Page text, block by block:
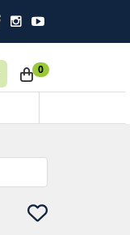
0